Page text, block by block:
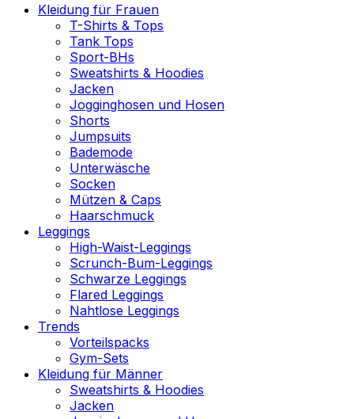
Kleidung für Frauen
T-Shirts & Tops
Tank Tops
Sport-BHs
Sweatshirts & Hoodies
Jacken
Jogginghosen und Hosen
Shorts
Jumpsuits
Bademode
Unterwäsche
Socken
Mützen & Caps
Haarschmuck
Leggings
High-Waist-Leggings
Scrunch-Bum-Leggings
Schwarze Leggings
Flared Leggings
Nahtlose Leggings
Trends
Vorteilspacks
Gym-Sets
Kleidung für Männer
Sweatshirts & Hoodies
Jacken